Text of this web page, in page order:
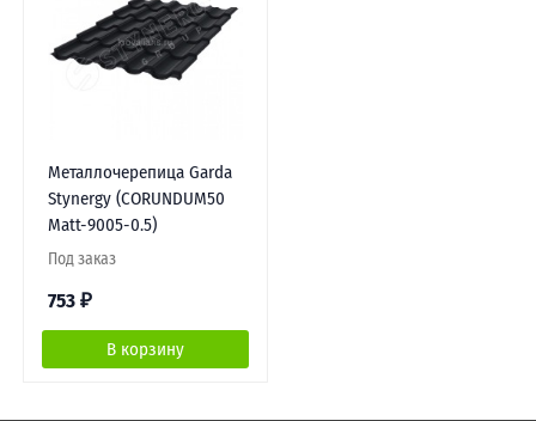
Металлочерепица Garda
Stynergy (CORUNDUM50
Matt-9005-0.5)
Под заказ
753 ₽
В корзину